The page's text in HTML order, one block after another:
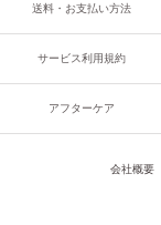
送料・お支払い方法
サービス利用規約
アフターケア
会社概要